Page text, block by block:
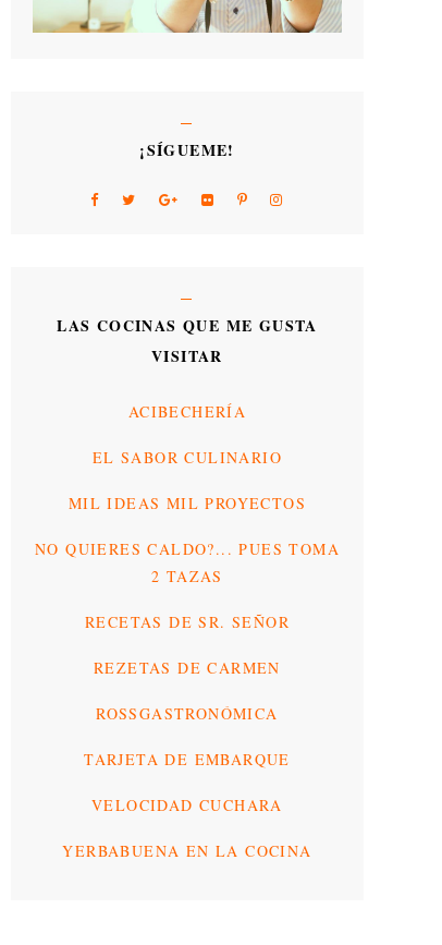
¡SÍGUEME!
LAS COCINAS QUE ME GUSTA
VISITAR
ACIBECHERÍA
EL SABOR CULINARIO
MIL IDEAS MIL PROYECTOS
NO QUIERES CALDO?... PUES TOMA
2 TAZAS
RECETAS DE SR. SEÑOR
REZETAS DE CARMEN
ROSSGASTRONÓMICA
TARJETA DE EMBARQUE
VELOCIDAD CUCHARA
YERBABUENA EN LA COCINA